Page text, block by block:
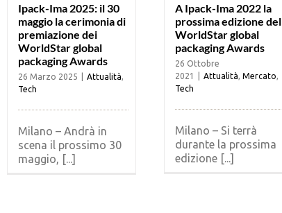
Scroll Down
Ipack-Ima 2025: il 30
maggio la cerimonia di
premiazione dei
WorldStar global
packaging Awards
26 Marzo 2025 Attualità
Tech
Milano – Andrà in
scena il prossimo 30
maggio, [...]
A Ipack-Ima 2022 la
prossima edizione del
WorldStar global
packaging Awards
26 Ottobre
2021
Attualità Mercato
Tech
Milano – Si terrà
durante la prossima
edizione [...]